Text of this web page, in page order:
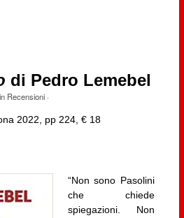
di Pedro Lemebel
Recensioni·
2022, pp 224, € 18
“Non sono Pasolini
che chiede
spiegazioni. Non